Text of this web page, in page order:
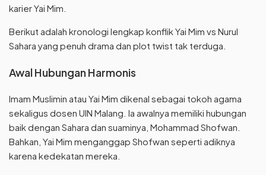
karier Yai Mim.
Berikut adalah kronologi lengkap konflik Yai Mim vs Nurul
Sahara yang penuh drama dan plot twist tak terduga.
Awal Hubungan Harmonis
Imam Muslimin atau Yai Mim dikenal sebagai tokoh agama
sekaligus dosen UIN Malang. Ia awalnya memiliki hubungan
baik dengan Sahara dan suaminya, Mohammad Shofwan.
Bahkan, Yai Mim menganggap Shofwan seperti adiknya
karena kedekatan mereka.